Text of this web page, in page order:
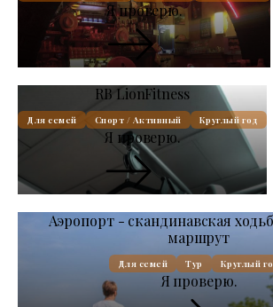
Я проверю.
RB LionFitness
Для семей Спорт / Активный Круглый год
Я проверю.
Аэропорт - скандинавская
маршрут
Для семей Тур Круглый
Я проверю.